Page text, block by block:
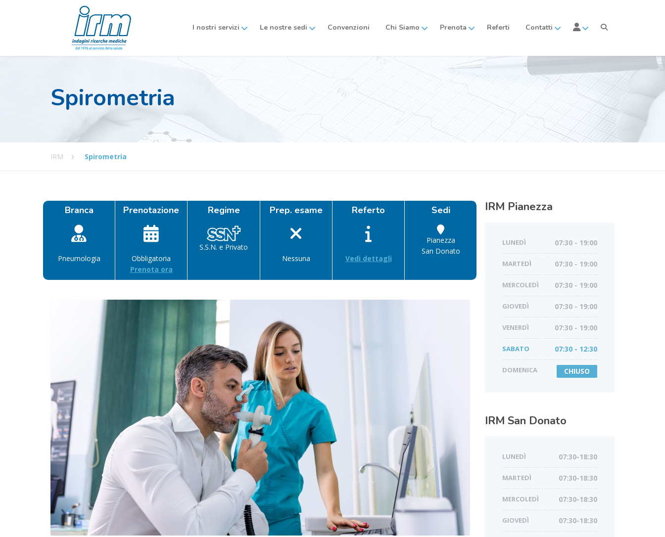
I nostri servizi Le nostre sedi Convenzioni Chi Siamo Prenota Referti Contatti
Spirometria
IRM Spirometria
Branca
Pneumologia
Prenotazione
Obbligatoria
Prenota ora
Regime
S.S.N. e Privato
Prep. esame
Nessuna
Referto
Vedi dettagli
Sedi
Pianezza
San Donato
IRM Pianezza
LUNEDÌ 07:30 - 19:00
MARTEDÌ 07:30 - 19:00
MERCOLEDÌ 07:30 - 19:00
GIOVEDÌ 07:30 - 19:00
VENERDÌ 07:30 - 19:00
SABATO 07:30 - 12:30
DOMENICA CHIUSO
IRM San Donato
LUNEDÌ 07:30-18:30
MARTEDÌ 07:30-18:30
MERCOLEDÌ 07:30-18:30
GIOVEDÌ 07:30-18:30